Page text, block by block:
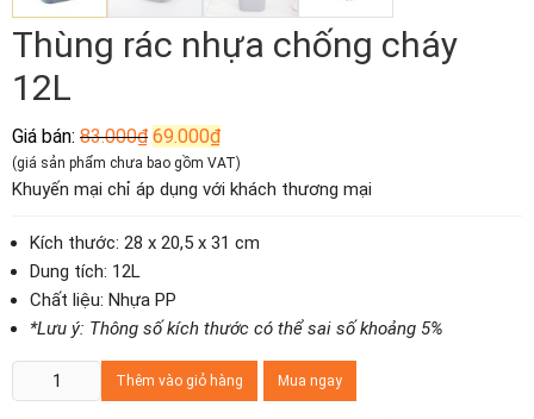
Thùng rác nhựa chống cháy
12L
Giá bán: 83.000₫ Giá
gốc
là:
83.000₫.
69.000₫Giá
hiện
tại
là:
(giá sản phẩm chưa bao gồm VAT)
Khuyến mại chỉ áp dụng với khách thương mại
Kích thước: 28 x 20,5 x 31 cm
Dung tích: 12L
Chất liệu: Nhựa PP
*Lưu ý: Thông số kích thước có thể sai số khoảng 5%
Thùng
rác
Thêm vào giỏ hàng Mua ngay